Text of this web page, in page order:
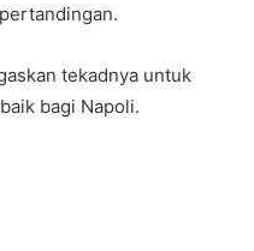
tekadnya untuk
bagi Napoli.